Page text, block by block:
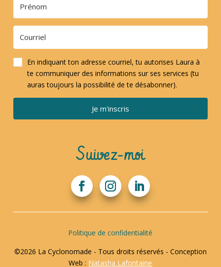
En indiquant ton adresse courriel, tu autorises Laura à
te communiquer des informations sur ses services (tu
auras toujours la possibilité de te désabonner).
Je m'inscris
Suivez-moi
Politique de confidentialité
©2026 La Cyclonomade - Tous droits réservés - Conception
Web : Natasha Lafontaine